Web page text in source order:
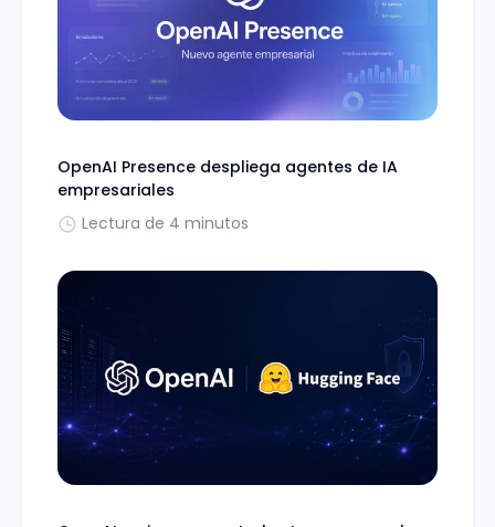
OpenAI Presence despliega agentes de IA
empresariales
Lectura de 4 minutos